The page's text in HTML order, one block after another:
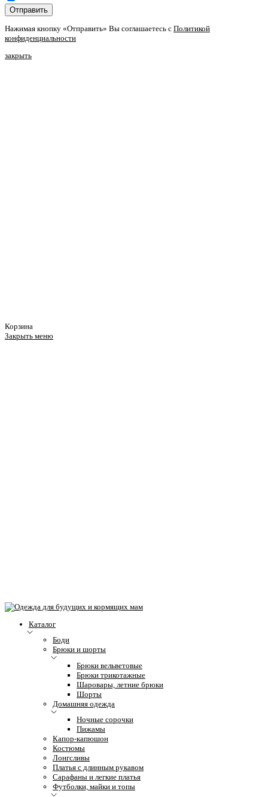
Отправить
Нажимая кнопку «Отправить» Вы соглашаетесь с Политикой
конфиденциальности
закрыть
Корзина
Закрыть меню
Каталог
Боди
Брюки и шорты
Брюки вельветовые
Брюки трикотажные
Шаровары, летние брюки
Шорты
Домашняя одежда
Ночные сорочки
Пижамы
Капор-капюшон
Костюмы
Лонгсливы
Платья с длинным рукавом
Сарафаны и легкие платья
Футболки, майки и топы